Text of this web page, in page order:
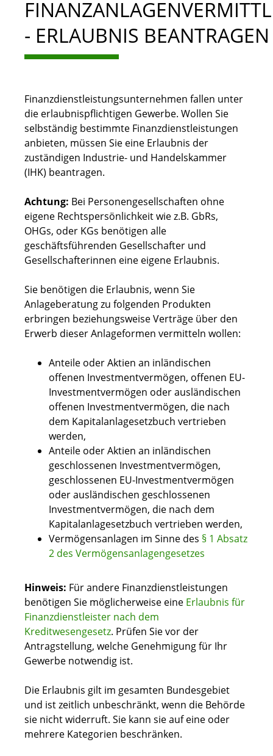
- ERLAUBNIS BEANTRAGEN
Finanzdienstleistungsunternehmen fallen unter
die erlaubnispflichtigen Gewerbe. Wollen Sie
selbständig bestimmte Finanzdienstleistungen
anbieten, müssen Sie eine Erlaubnis der
zuständigen Industrie- und Handelskammer
(IHK) beantragen.
Achtung: Bei Personengesellschaften ohne
eigene Rechtspersönlichkeit wie z.B. GbRs,
OHGs, oder KGs benötigen alle
geschäftsführenden Gesellschafter und
Gesellschafterinnen eine eigene Erlaubnis.
Sie benötigen die Erlaubnis, wenn Sie
Anlageberatung zu folgenden Produkten
erbringen beziehungsweise Verträge über den
Erwerb dieser Anlageformen vermitteln wollen:
Anteile oder Aktien an inländischen
offenen Investmentvermögen, offenen EU-
Investmentvermögen oder ausländischen
offenen Investmentvermögen, die nach
dem Kapitalanlagesetzbuch vertrieben
werden,
Anteile oder Aktien an inländischen
geschlossenen Investmentvermögen,
geschlossenen EU-Investmentvermögen
oder ausländischen geschlossenen
Investmentvermögen, die nach dem
Kapitalanlagesetzbuch vertrieben werden,
Vermögensanlagen im Sinne des § 1 Absatz
2 des Vermögensanlagengesetzes
Hinweis: Für andere Finanzdienstleistungen
benötigen Sie möglicherweise eine Erlaubnis für
Finanzdienstleister nach dem
Kreditwesengesetz. Prüfen Sie vor der
Antragstellung, welche Genehmigung für Ihr
Gewerbe notwendig ist.
Die Erlaubnis gilt im gesamten Bundesgebiet
und ist zeitlich unbeschränkt, wenn die Behörde
sie nicht widerruft. Sie kann sie auf eine oder
mehrere Kategorien beschränken.